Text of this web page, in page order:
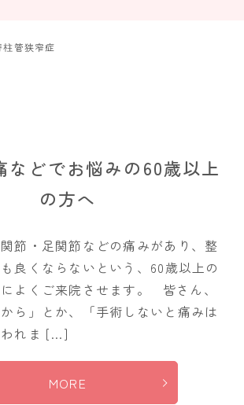
管狭窄症
などでお悩みの60歳以上
の方へ
節・足関節などの痛みがあり、整
良くならないという、60歳以上の
よくご来院させます。 皆さん、
ら」とか、「手術しないと痛みは
われま […]
MORE